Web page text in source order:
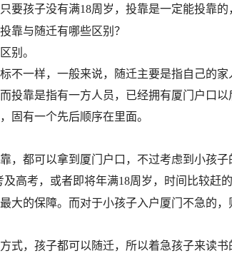
要孩子没有满18周岁，投靠是一定能投靠的
靠与随迁有哪些区别？
别。
一样，一般来说，随迁主要是指自己的家
投靠是指有一方人员，已经拥有厦门户口以
固有一个先后顺序在里面。
都可以拿到厦门户口，不过考虑到小孩子
及高考，或者即将年满18周岁，时间比较赶
大的保障。而对于小孩子入户厦门不急的，
，孩子都可以随迁，所以着急孩子来读书